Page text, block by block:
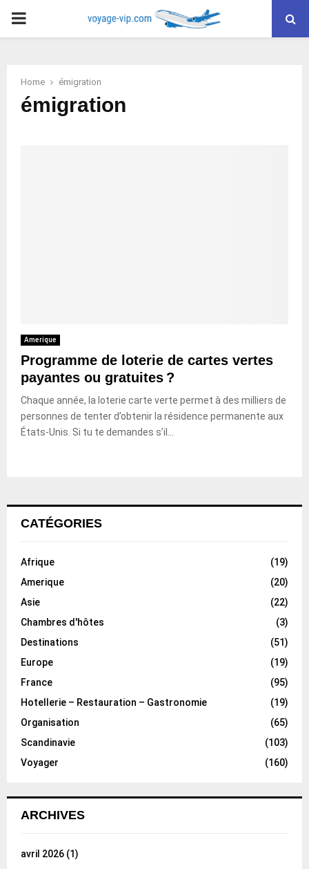
PRIMARY
Home émigration
émigration
Amerique
Programme de loterie de cartes vertes
payantes ou gratuites ?
Chaque année, la loterie carte verte permet à des milliers de
personnes de tenter d’obtenir la résidence permanente aux
États-Unis. Si tu te demandes s’il...
CATÉGORIES
Afrique
(19)
Amerique
(20)
Asie
(22)
Chambres d'hôtes
(3)
Destinations
(51)
Europe
(19)
France
(95)
Hotellerie – Restauration – Gastronomie
(19)
Organisation
(65)
Scandinavie
(103)
Voyager
(160)
ARCHIVES
avril 2026 (1)